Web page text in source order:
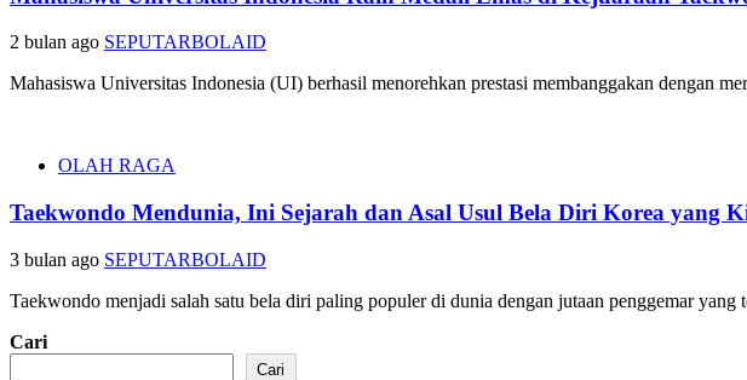
2 bulan ago SEPUTARBOLAID
Mahasiswa Universitas Indonesia (UI) berhasil menorehkan prestasi membanggakan dengan
OLAH RAGA
Taekwondo Mendunia, Ini Sejarah dan Asal Usul Bela Diri Korea yang
3 bulan ago SEPUTARBOLAID
Taekwondo menjadi salah satu bela diri paling populer di dunia dengan jutaan penggemar yang
Cari
Cari